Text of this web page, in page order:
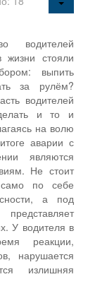
водителей
жизни стояли
выпить
за рулём?
водителей
и то и
на волю
аварии с
являются
Не стоит
само по себе
а под
У водителя в
реакции,
нарушается
излишняя